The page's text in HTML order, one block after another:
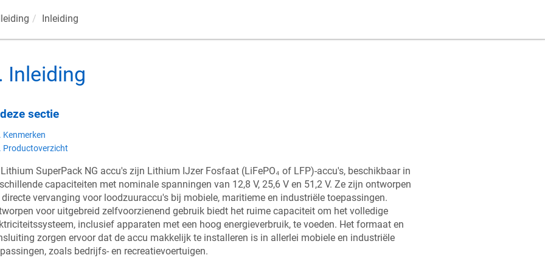
Inleiding
. Inleiding
sectie
Kenmerken
Productoverzicht
SuperPack NG accu's zijn Lithium IJzer Fosfaat (LiFePO₄ of LFP)-accu's, beschikbaar in
capaciteiten met nominale spanningen van 12,8 V, 25,6 V en 51,2 V. Ze zijn ontworpen
directe vervanging voor loodzuuraccu's bij mobiele, maritieme en industriële toepassingen.
voor uitgebreid zelfvoorzienend gebruik biedt het ruime capaciteit om het volledige
inclusief apparaten met een hoog energieverbruik, te voeden. Het formaat en
zorgen ervoor dat de accu makkelijk te installeren is in allerlei mobiele en industriële
zoals bedrijfs- en recreatievoertuigen.